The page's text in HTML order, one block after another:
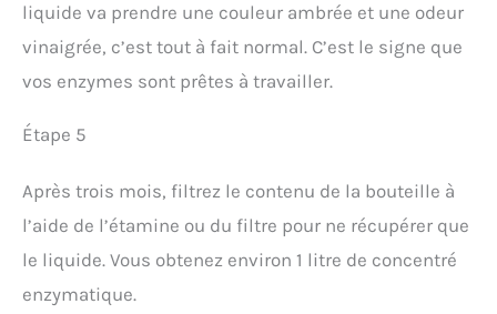
liquide va prendre une couleur ambrée et une odeur
vinaigrée, c’est tout à fait normal. C’est le signe que
vos enzymes sont prêtes à travailler.
Étape 5
Après trois mois, filtrez le contenu de la bouteille à
l’aide de l’étamine ou du filtre pour ne récupérer que
le liquide. Vous obtenez environ 1 litre de concentré
enzymatique.